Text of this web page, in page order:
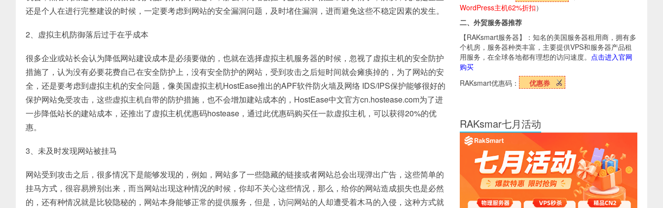
还是个人在进行完整建设的时候，一定要考虑到网站的安全漏洞问题，及时堵住漏洞，进而避免这些不稳定因素的发生。
2、虚拟主机防御落后过于在乎成本
很多企业或站长会认为降低网站建设成本是必须要做的，也就在选择虚拟主机服务器的时候，忽视了虚拟主机的安全防护
措施了，认为没有必要花费自己在安全防护上，没有安全防护的网站，受到攻击之后短时间就会瘫痪掉的，为了网站的安
全，还是要考虑到虚拟主机的安全问题，像美国虚拟主机HostEase推出的APF软件防火墙及网络 IDS/IPS保护能够很好的
保护网站免受攻击，这些虚拟主机自带的防护措施，也不会增加建站成本的，HostEase中文官方cn.hostease.com为了进
一步降低站长的建站成本，还推出了虚拟主机优惠码hostease，通过此优惠码购买任一款虚拟主机，可以获得20%的优
惠。
3、未及时发现网站被挂马
网站受到攻击之后，很多情况下是能够发现的，例如，网站多了一些隐藏的链接或者网站总会出现弹出广告，这些简单的
挂马方式，很容易辨别出来，而当网站出现这种情况的时候，你却不关心这些情况，那么，给你的网站造成损失也是必然
的，还有种情况就是比较隐秘的，网站本身能够正常的提供服务，但是，访问网站的人却遭受着木马的入侵，这种方式就
WordPress主机62%折扣）
二、外贸服务器推荐
【RAKsmart服务器】：知名的美国服务器租用商，拥有多
个机房，服务器种类丰富，主要提供VPS和服务器产品租
用服务，在全球各地都有理想的访问速度。 点击进入官网
购买
RAKsmart优惠码：
优惠券
RAKsmar七月活动